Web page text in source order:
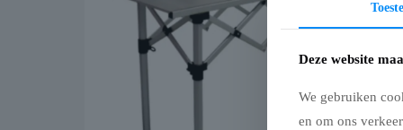
Deze website
We gebruiken
en om ons